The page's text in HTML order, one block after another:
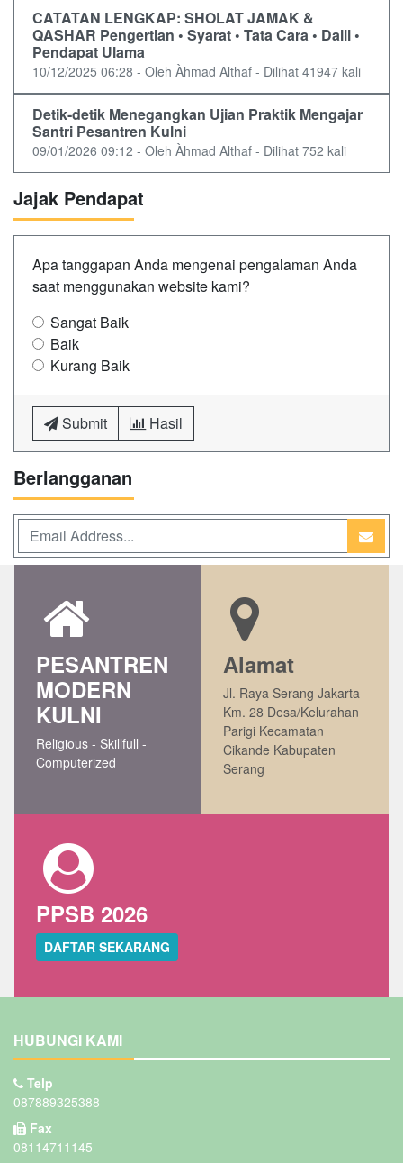
CATATAN LENGKAP: SHOLAT JAMAK &
QASHAR Pengertian • Syarat • Tata Cara • Dalil •
Pendapat Ulama
10/12/2025 06:28 - Oleh Àhmad Althaf - Dilihat 41947 kali
Detik-detik Menegangkan Ujian Praktik Mengajar
Santri Pesantren Kulni
09/01/2026 09:12 - Oleh Àhmad Althaf - Dilihat 752 kali
Jajak Pendapat
Apa tanggapan Anda mengenai pengalaman Anda
saat menggunakan website kami?
Sangat Baik
Baik
Kurang Baik
Submit Hasil
Berlangganan
PESANTREN
MODERN
KULNI
Religious - Skillfull -
Computerized
Alamat
Jl. Raya Serang Jakarta
Km. 28 Desa/Kelurahan
Parigi Kecamatan
Cikande Kabupaten
Serang
PPSB 2026
DAFTAR SEKARANG
HUBUNGI KAMI
Telp
087889325388
Fax
08114711145